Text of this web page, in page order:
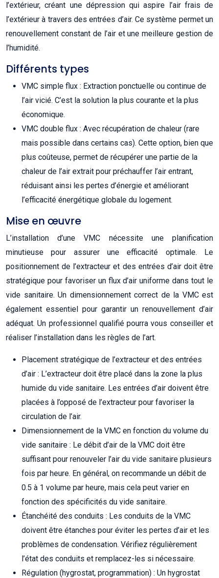
l’extérieur, créant une dépression qui aspire l’air frais de
l’extérieur à travers des entrées d’air. Ce système permet un
renouvellement constant de l’air et une meilleure gestion de
l’humidité.
Différents types
VMC simple flux : Extraction ponctuelle ou continue de
l’air vicié. C’est la solution la plus courante et la plus
économique.
VMC double flux : Avec récupération de chaleur (rare
mais possible dans certains cas). Cette option, bien que
plus coûteuse, permet de récupérer une partie de la
chaleur de l’air extrait pour préchauffer l’air entrant,
réduisant ainsi les pertes d’énergie et améliorant
l’efficacité énergétique globale du logement.
Mise en œuvre
L’installation d’une VMC nécessite une planification
minutieuse pour assurer une efficacité optimale. Le
positionnement de l’extracteur et des entrées d’air doit être
stratégique pour favoriser un flux d’air uniforme dans tout le
vide sanitaire. Un dimensionnement correct de la VMC est
également essentiel pour garantir un renouvellement d’air
adéquat. Un professionnel qualifié pourra vous conseiller et
réaliser l’installation dans les règles de l’art.
Placement stratégique de l’extracteur et des entrées
d’air : L’extracteur doit être placé dans la zone la plus
humide du vide sanitaire. Les entrées d’air doivent être
placées à l’opposé de l’extracteur pour favoriser la
circulation de l’air.
Dimensionnement de la VMC en fonction du volume du
vide sanitaire : Le débit d’air de la VMC doit être
suffisant pour renouveler l’air du vide sanitaire plusieurs
fois par heure. En général, on recommande un débit de
0.5 à 1 volume par heure, mais cela peut varier en
fonction des spécificités du vide sanitaire.
Étanchéité des conduits : Les conduits de la VMC
doivent être étanches pour éviter les pertes d’air et les
problèmes de condensation. Vérifiez régulièrement
l’état des conduits et remplacez-les si nécessaire.
Régulation (hygrostat, programmation) : Un hygrostat